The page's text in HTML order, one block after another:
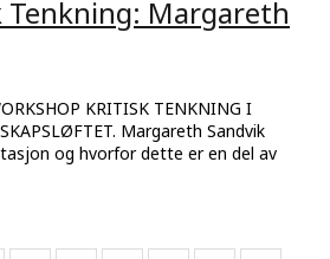
Tenkning: Margareth
KRITISK TENKNING I
Margareth Sandvik
og hvorfor dette er en del av